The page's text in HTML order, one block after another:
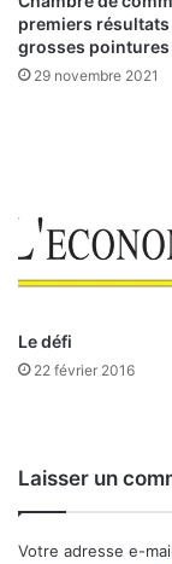
j
u
r
e
c
o
n
r
premiers résultats
grosses
29 novembre 2021
Le défi
22 février 2016
Laisser un
Votre adresse e-